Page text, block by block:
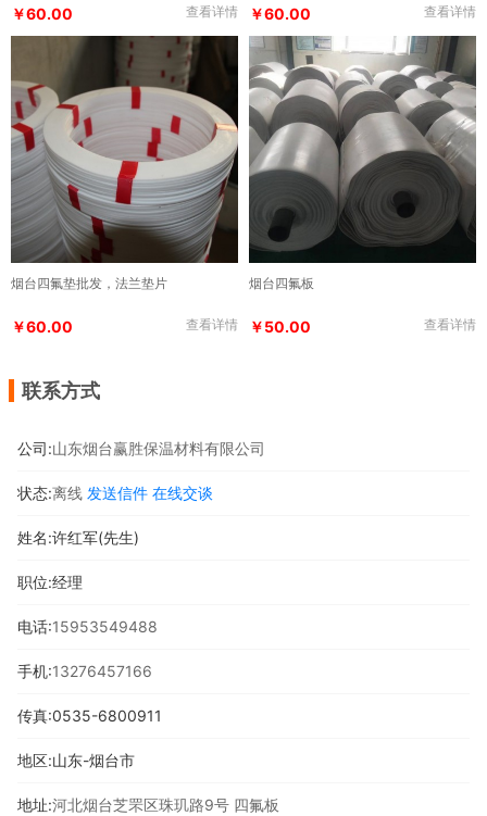
￥60.00 查看详情 ￥60.00 查看详情
烟台四氟垫批发，法兰垫片
￥60.00 查看详情
烟台四氟板
￥50.00 查看详情
联系方式
公司:山东烟台赢胜保温材料有限公司
状态:离线 发送信件 在线交谈
姓名:许红军(先生)
职位:经理
电话:15953549488
手机:13276457166
传真:0535-6800911
地区:山东-烟台市
地址:河北烟台芝罘区珠玑路9号 四氟板